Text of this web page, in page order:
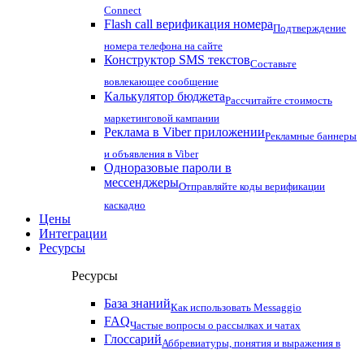
Connect
Flash call верификация номераПодтверждение
номера телефона на сайте
Конструктор SMS текстовСоставьте
вовлекающее сообщение
Калькулятор бюджетаРассчитайте стоимость
маркетинговой кампании
Реклама в Viber приложенииРекламные баннеры
и объявления в Viber
Одноразовые пароли в
мессенджерыОтправляйте коды верификации
каскадно
Цены
Интеграции
Ресурсы
Ресурсы
База знанийКак использовать Messaggio
FAQЧастые вопросы о рассылках и чатах
ГлоссарийАббревиатуры, понятия и выражения в